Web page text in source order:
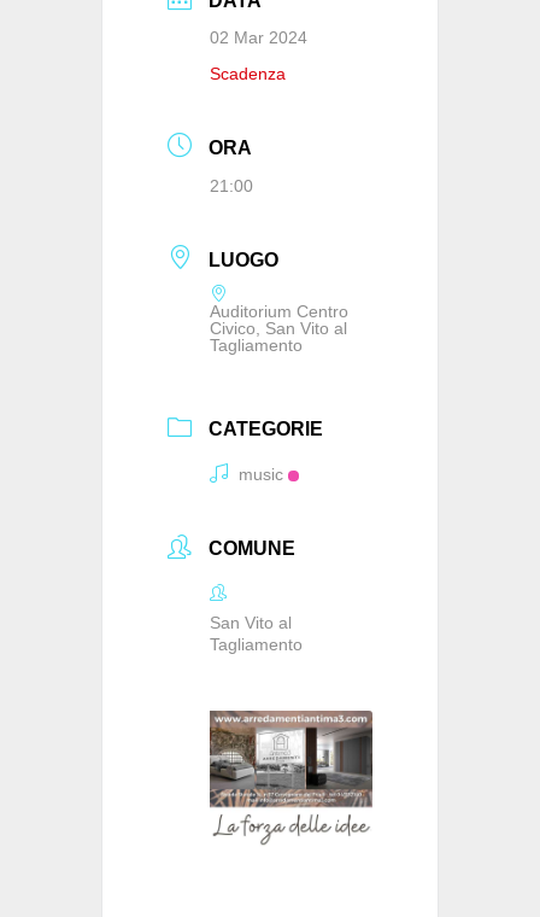
02 Mar 2024
Scadenza
ORA
21:00
LUOGO
Auditorium Centro
Civico, San Vito al
Tagliamento
CATEGORIE
music
COMUNE
San Vito al
Tagliamento